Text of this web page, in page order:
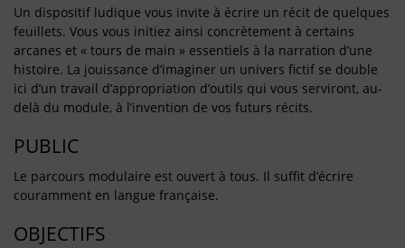
Un dispositif ludique vous invite à écrire un récit de quelques
feuillets. Vous vous initiez ainsi concrètement à certains
arcanes et « tours de main » essentiels à la narration d’une
histoire. La jouissance d’imaginer un univers fictif se double
ici d’un travail d’appropriation d’outils qui vous serviront, au-
delà du module, à l’invention de vos futurs récits.
PUBLIC
Le parcours modulaire est ouvert à tous. Il suffit d’écrire
couramment en langue française.
OBJECTIFS